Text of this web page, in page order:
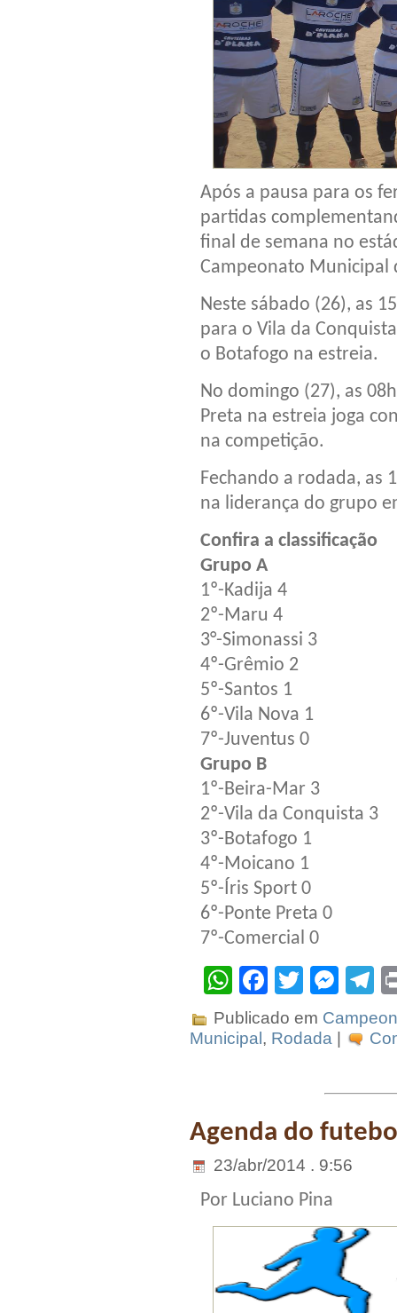
Após a pausa para os
partidas
final de semana no
Campeonato Municipal
Neste sábado (26), as
para o Vila da
o Botafogo na estreia.
No domingo (27), as
Preta na estreia joga
na competição.
Fechando a rodada, as
na liderança do grupo
Confira a classificação
Grupo A
1º-Kadija 4
2º-Maru 4
3°-Simonassi 3
4º-Grêmio 2
5º-Santos 1
6º-Vila Nova 1
7º-Juventus 0
Grupo B
1º-Beira-Mar 3
2º-Vila da Conquista 3
3º-Botafogo 1
4º-Moicano 1
5º-Íris Sport 0
6º-Ponte Preta 0
7º-Comercial 0
WhatsApp
Facebook
Twitter
Publicado em
Municipal, Rodada |
Agenda do
23/abr/2014 . 9:56
Por Luciano Pina